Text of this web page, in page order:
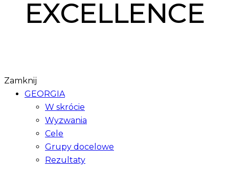
EXCELLENCE
Zamknij
GEORGIA
W skrócie
Wyzwania
Cele
Grupy docelowe
Rezultaty